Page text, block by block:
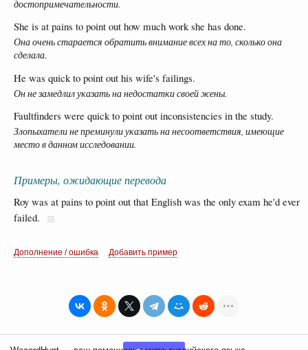
достопримечательности.
She is at pains to point out how much work she has done.
Она очень старается обратить внимание всех на то, сколько она
сделала.
He was quick to point out his wife's failings.
Он не замедлил указать на недостатки своей жены.
Faultfinders were quick to point out inconsistencies in the study.
Злопыхатели не преминули указать на несоответствия, имеющие
место в данном исследовании.
Примеры, ожидающие перевода
Roy was at pains to point out that English was the only exam he'd ever
failed.
Дополнение / ошибка Добавить пример